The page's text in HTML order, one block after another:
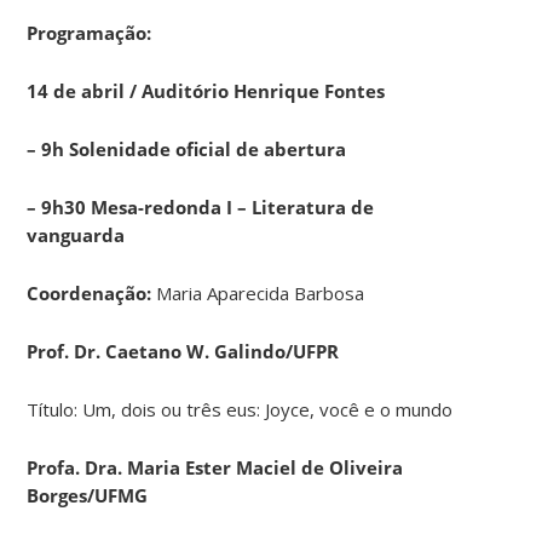
Programação:
14 de abril / Auditório Henrique Fontes
– 9h Solenidade oficial de abertura
– 9h30 Mesa-redonda I – Literatura de
vanguarda
Coordenação: Maria Aparecida Barbosa
Prof. Dr. Caetano W. Galindo/UFPR
Título: Um, dois ou três eus: Joyce, você e o mundo
Profa. Dra. Maria Ester Maciel de Oliveira
Borges/UFMG